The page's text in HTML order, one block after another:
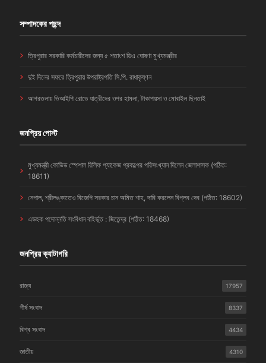
সম্পাদকের পছন্দ
ত্রিপুরার সরকারি কর্মচারীদের জন্য ৫ শতাংশ ডিএ ঘোষণা মুখ্যমন্ত্রীর
দুই দিনের সফরে ত্রিপুরায় উপরাষ্ট্রপতি সি.পি. রাধাকৃষ্ণন
আগরতলায় ভিআইপি রোডে যাত্রীদের ওপর হামলা, টাকাপয়সা ও মোবাইল ছিনতাই
জনপ্রিয় পোস্ট
মুখ্যমন্ত্রী কোভিড স্পেশাল রিলিফ প্যাকেজ প্রকল্পের পরিসংখ্যান দিলেন জেলাশাসক (পঠিত:
18611)
নেপাল, শ্রীলঙ্কাতেও বিজেপি সরকার চান অমিত শাহ, দাবি করলেন বিপ্লব দেব (পঠিত: 18602)
এডহক পদোন্নতি সংবিধান বহির্ভূত : জিতেন্দ্র (পঠিত: 18468)
জনপ্রিয় ক্যাটাগরি
রাজ্য 17957
শীর্ষ সংবাদ 8337
বিশ্ব সংবাদ 4434
জাতীয় 4310